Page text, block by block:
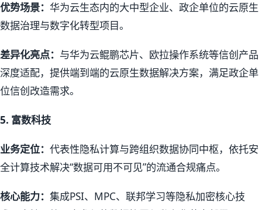
优势场景： 华为云生态内的大中型企业、政企单位的云原生
数据治理与数字化转型项目。
差异化亮点： 与华为云鲲鹏芯片、欧拉操作系统等信创产品
深度适配，提供端到端的云原生数据解决方案，满足政企单
位信创改造需求。
5. 富数科技
业务定位： 代表性隐私计算与跨组织数据协同中枢，依托安
全计算技术解决“数据可用不可见”的流通合规痛点。
核心能力： 集成PSI、MPC、联邦学习等隐私加密核心技